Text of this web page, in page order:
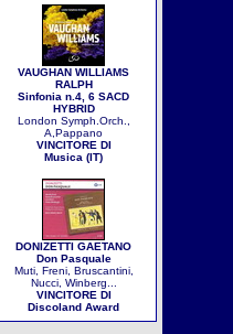
VAUGHAN WILLIAMS
RALPH
Sinfonia n.4, 6 SACD
HYBRID
London Symph.Orch.,
A,Pappano
VINCITORE DI
Musica (IT)
DONIZETTI GAETANO
Don Pasquale
Muti, Freni, Bruscantini,
Nucci, Winberg...
VINCITORE DI
Discoland Award